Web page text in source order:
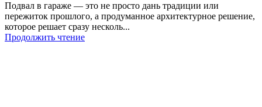
Подвал в гараже — это не просто дань традиции или
пережиток прошлого, а продуманное архитектурное решение,
которое решает сразу несколь...
Продолжить чтение